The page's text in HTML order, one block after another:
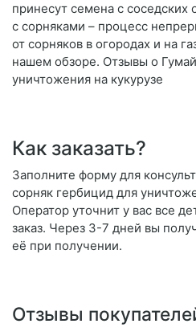
принесут семена с соседских
с сорняками – процесс
от сорняков в огородах и на
нашем обзоре. Отзывы о
уничтожения на кукурузе
Как заказать?
Заполните форму для
сорняк гербицид для
Оператор уточнит у вас все
заказ. Через 3-7 дней вы
её при получении.
Отзывы